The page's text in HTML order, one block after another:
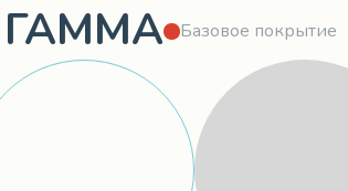
Базовое покрытие